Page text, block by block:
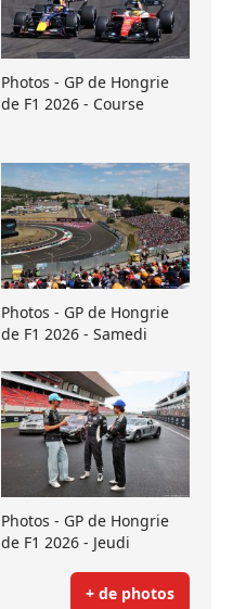
Photos - GP de Hongrie
de F1 2026 - Course
Photos - GP de Hongrie
de F1 2026 - Samedi
Photos - GP de Hongrie
de F1 2026 - Jeudi
+ de photos